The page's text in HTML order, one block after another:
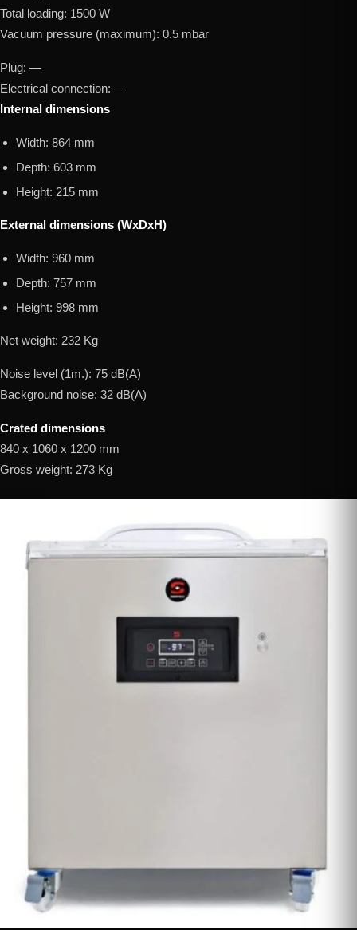
Total loading: 1500 W
Vacuum pressure (maximum): 0.5 mbar
Plug: —
Electrical connection: —
Internal dimensions
Width: 864 mm
Depth: 603 mm
Height: 215 mm
External dimensions (WxDxH)
Width: 960 mm
Depth: 757 mm
Height: 998 mm
Net weight: 232 Kg
Noise level (1m.): 75 dB(A)
Background noise: 32 dB(A)
Crated dimensions
840 x 1060 x 1200 mm
Gross weight: 273 Kg